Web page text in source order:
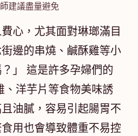
建議盡量避免
心，尤其面對琳瑯滿目
邊的串燒、鹹酥雞等小
」 這是許多孕婦們的
洋芋片等食物美味誘
油膩，容易引起腸胃不
用也會導致體重不易控